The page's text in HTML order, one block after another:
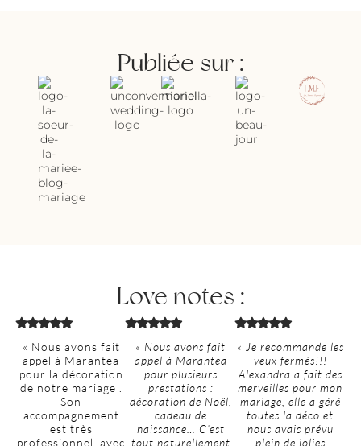
Publiée sur :
Love notes :
« Nous avons fait
appel à Marantea
pour la décoration
de notre mariage .
Son
accompagnement
est très
professionnel, avec
« Nous avons fait
appel à Marantea
pour plusieurs
prestations :
décoration de Noël,
cadeau de
naissance… C’est
tout naturellement
« Je recommande les
yeux fermés!!!
Alexandra a fait des
merveilles pour mon
mariage, elle a géré
toutes la déco et
nous avais prévu
plein de jolies